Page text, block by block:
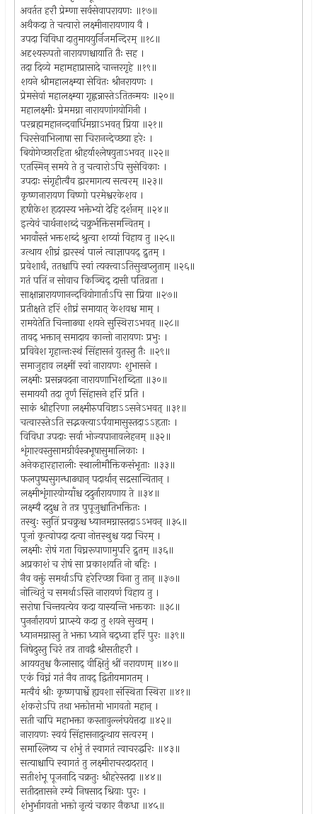
अवर्तत हरौ प्रेम्णा सर्वसेवापरायणः ॥१७॥
अथैकदा ते चत्वारो लक्ष्मीनारायणाय वै ।
उपदा विविधा दातुमाययुर्निजमन्दिरम् ॥१८॥
अदृश्यरूपतो नारायणश्चायाति तैः सह ।
तदा दिव्ये महामहाप्रासादे चान्तरगृहे ॥१९॥
शयने श्रीमहालक्ष्म्या सेवितः श्रीनरायणः ।
प्रेमसेवां महालक्ष्म्या गृह्णन्नास्तेऽतितन्मयः ॥२०॥
महालक्ष्मीः प्रेममग्ना नारायणांगयोगिनी ।
परब्रह्ममहानन्दवार्धिमग्नाऽभवत् प्रिया ॥२१॥
चिरसेवाभिलाषा सा चिरानन्देच्छया हरेः ।
बियोगेच्छारहिता श्रीहर्याश्लेषयुताऽभवत् ॥२२॥
एतस्मिन् समये ते तु चत्वारोऽपि सुसेविकाः ।
उपदाः संगृहीत्वैव द्वारमागत्य सत्वरम् ॥२३॥
कृष्णनारायण विष्णो परमेश्वरकेशव ।
हृषीकेश हृदयस्य भक्तेभ्यो देहि दर्शनम् ॥२४॥
इत्येवं चार्थनाशब्दं चक्रुर्भक्तिसमन्वितम् ।
भगवाँस्तं भक्तशब्दं श्रुत्वा शय्यां विहाय तु ॥२५॥
उत्थाय शीघ्रं द्वारस्थं पालं त्वाज्ञापयद् द्रुतम् ।
प्रवेशार्थं, ततश्चापि स्वां त्यक्त्वाऽतिसुखप्लुताम् ॥२६॥
गतं पतिं न सोवाच किञ्चिद् दासी पतिव्रता ।
साक्षान्नारायणानन्दवियोगार्ताऽपि सा प्रिया ॥२७॥
प्रतीक्षते हरिं शीघ्रं समायात् केशवश्च माम् ।
रामयेतेति चिन्ताढ्या शयने सुस्थिराऽभवत् ॥२८॥
तावद् भक्तान् समादाय कान्तो नारायणः प्रभुः ।
प्रविवेश गृहान्तःस्थं सिंहासनं युतस्तु तैः ॥२९॥
समाजुहाव लक्ष्मीं स्वां नारायणः शुभासने ।
लक्ष्मीः प्रसन्नवदना नारायणाभिशब्दिता ॥३०॥
समाययौ तदा तूर्णं सिंहासने हरिं प्रति ।
साकं श्रीहरिणा लक्ष्मीरुपविष्टाऽऽसनेऽभवत् ॥३१॥
चत्वारस्तेऽति सद्भक्त्याऽर्पयामासुस्तदाऽऽहृताः ।
विविधा उपदाः सर्वा भोज्यपानावलेहनम् ॥३२॥
शृंगारवस्तुसामग्रीर्वस्त्रभूषासुमालिकाः ।
अनेकहारहारालीः स्थालीमौक्तिकसंभृताः ॥३३॥
फलपुष्पसुगन्धाढ्यान् पदार्थान् सद्रसान्वितान् ।
लक्ष्मीशृंगारयोग्याँश्च ददुर्नारायणाय ते ॥३४॥
लक्ष्म्यै ददुश्च ते तत्र पुपूजुश्चातिभक्तितः ।
तस्थुः स्तुतिं प्रचक्रुश्च ध्यानमग्नास्तदाऽऽभवन् ॥३५॥
पूजां कृत्वोपदा दत्वा नोत्तस्थुश्च यदा चिरम् ।
लक्ष्मीः रोषं गता विघ्नरूपाणामुपरि द्रुतम् ॥३६॥
अप्रकाशं च रोषं सा प्रकाशयति नो बहिः ।
नैव वक्तुं समर्थाऽपि हरेरिच्छा विना तु तान् ॥३७॥
नोत्थितुं च समर्थाऽस्ति नारायणं विहाय तु ।
सरोषा चिन्तयत्येव कदा यास्यन्ति भक्तकाः ॥३८॥
पुनर्नारायणं प्राप्स्ये कदा तु शयने सुखम् ।
ध्यानमग्नास्तु ते भक्ता ध्याने बद्ध्वा हरिं पुरः ॥३९॥
निषेदुस्तु चिरं तत्र तावद्वै श्रीसतीहरौ ।
आययतुश्च कैलासाद् वीक्षितुं श्रीं नरायणम् ॥४०॥
एकं विघ्नं गतं नैव तावद् द्वितीयमागतम् ।
मत्वैवं श्रीः कृष्णपार्श्वे ह्यवशा संस्थिता स्थिरा ॥४१॥
शंकरोऽपि तथा भक्तोत्तमो भागवतो महान् ।
सती चापि महाभक्ता कस्तावुल्लंघयेत्तदा ॥४२॥
नारायणः स्वयं सिंहासनादुत्थाय सत्वरम् ।
समाश्लिष्य च शंभुं तं स्वागतं त्वाचरद्धरिः ॥४३॥
सत्याश्चापि स्वागतं तु लक्ष्मीराचरदादरात् ।
सतीशंभू पूजनादि चक्रतुः श्रीहरेस्तदा ॥४४॥
सतीदत्तासने रम्ये निषसाद श्रियाः पुरः ।
शंभुर्भागवतो भक्तो नृत्यं चकार नैकधा ॥४५॥